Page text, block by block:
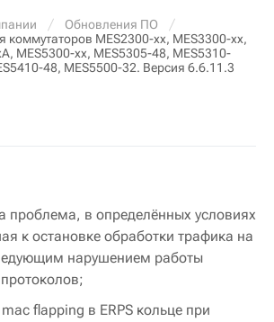
Обновления ПО
MES2300-xx, MES3300-xx,
MES5300-xx, MES5305-48, MES5310-
48, MES5500-32. Версия 6.6.11.3
проблема, в определённых условиях
к остановке обработки трафика на
нарушением работы
flapping в ERPS кольце при